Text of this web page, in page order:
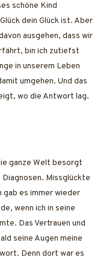
schöne Kind
dein Glück ist. Aber
ausgehen, dass wir
bin ich zutiefst
in unserem Leben
umgehen. Und das
wo die Antwort lag.
ganze Welt besorgt
Missglückte
gab es immer wieder
wenn ich in seine
Das Vertrauen und
seine Augen meine
Denn dort war es